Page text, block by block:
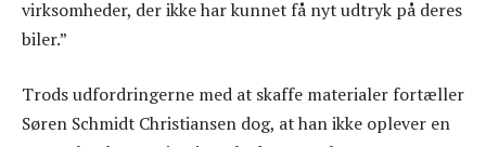
virksomheder, der ikke har kunnet få nyt udtryk på deres
biler.”
Trods udfordringerne med at skaffe materialer fortæller
Søren Schmidt Christiansen dog, at han ikke oplever en